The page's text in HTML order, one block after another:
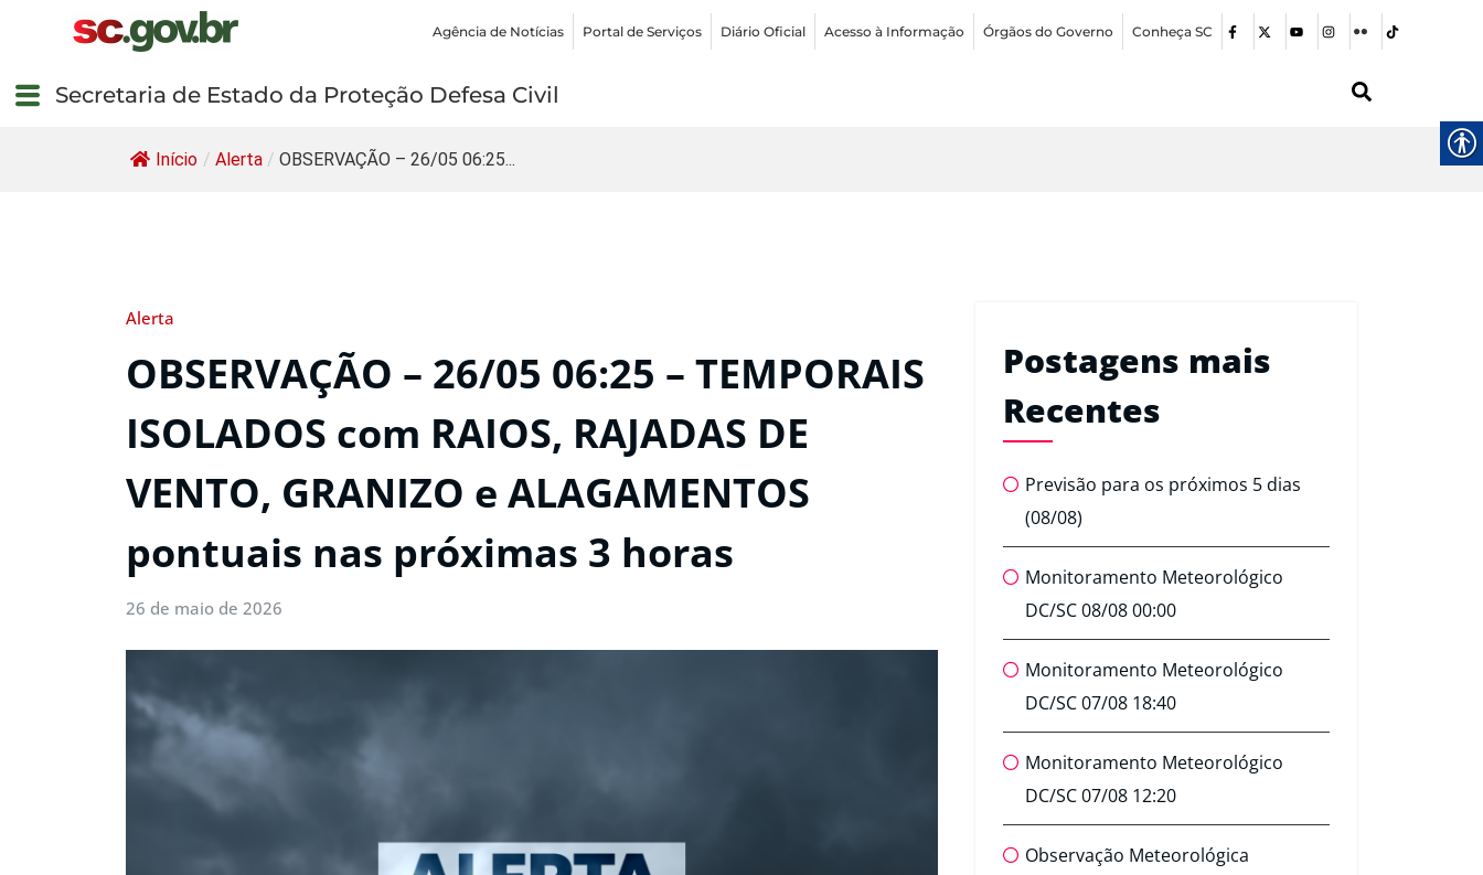
Agência de Notícias Portal de Serviços Diário Oficial Acesso à Informação Órgãos do Governo Conheça SC
Secretaria de Estado da Proteção Defesa Civil
Início / Alerta / OBSERVAÇÃO – 26/05 06:25...
Alerta
OBSERVAÇÃO – 26/05 06:25 – TEMPORAIS
ISOLADOS com RAIOS, RAJADAS DE
VENTO, GRANIZO e ALAGAMENTOS
pontuais nas próximas 3 horas
26 de maio de 2026
Postagens mais
Recentes
Previsão para os próximos 5 dias
(08/08)
Monitoramento Meteorológico
DC/SC 08/08 00:00
Monitoramento Meteorológico
DC/SC 07/08 18:40
Monitoramento Meteorológico
DC/SC 07/08 12:20
Observação Meteorológica